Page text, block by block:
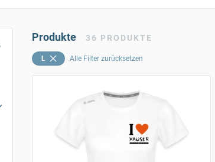
Produkte 36 PRODUKTE
L Alle Filter zurücksetzen